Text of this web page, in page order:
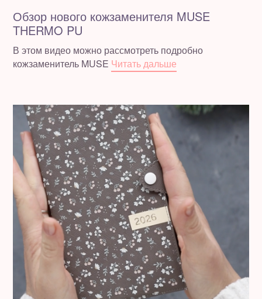
Обзор нового кожзаменителя MUSE
THERMO PU
В этом видео можно рассмотреть подробно
кожзаменитель MUSE Читать дальше